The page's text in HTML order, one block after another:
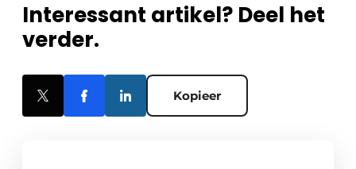
Interessant artikel? Deel het
verder.
Kopieer